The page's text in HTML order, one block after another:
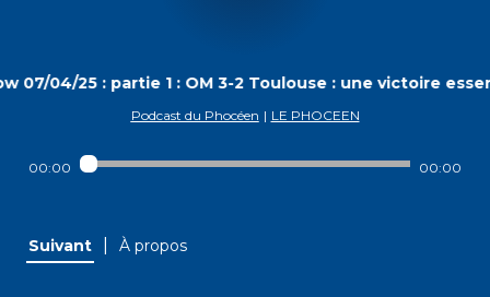
07/04/25 : partie 1 : OM 3-2 Toulouse : une victoire
Podcast du Phocéen | LE PHOCEEN
00:00 00:00
Suivant À propos